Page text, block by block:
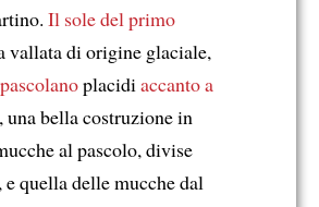
Il sole del primo
vallata di origine glaciale,
pascolanoplacidi accanto a
una bella costruzione in
al pascolo, divise
, e quella delle mucche dal